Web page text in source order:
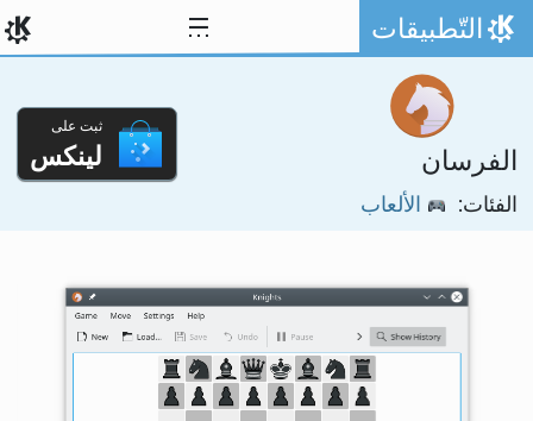
تخط المحتوى
الصفحة الرئيسة
التّطبيقات
الفرسان
الفئات: الألعاب
ثبت على
لينكس